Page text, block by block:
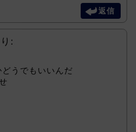
返信
:
うでもいいんだ